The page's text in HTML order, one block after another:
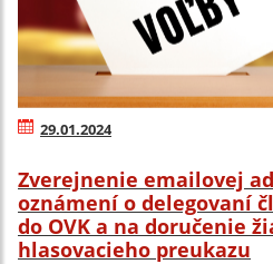
29.01.2024
Zverejnenie emailovej
oznámení o delegovaní
do OVK a na doručenie
hlasovacieho preukazu